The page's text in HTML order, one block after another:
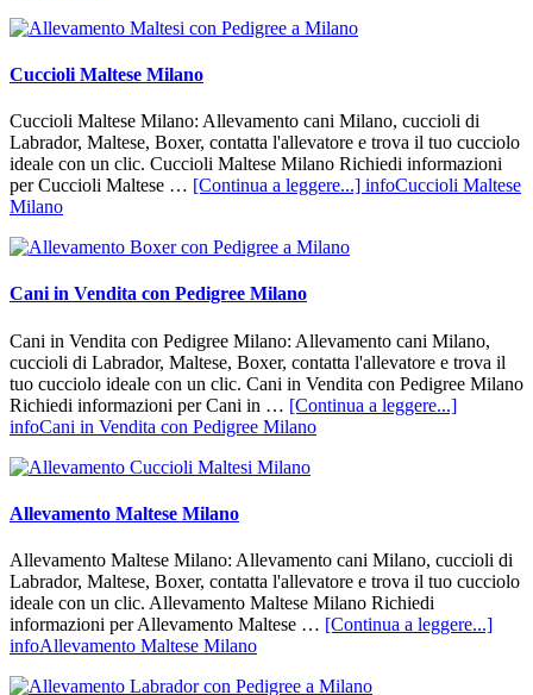
Cuccioli Maltese Milano
Cuccioli Maltese Milano: Allevamento cani Milano, cuccioli di
Labrador, Maltese, Boxer, contatta l'allevatore e trova il tuo cucciolo
ideale con un clic. Cuccioli Maltese Milano Richiedi informazioni
per Cuccioli Maltese … [Continua a leggere...] infoCuccioli Maltese
Milano
Cani in Vendita con Pedigree Milano
Cani in Vendita con Pedigree Milano: Allevamento cani Milano,
cuccioli di Labrador, Maltese, Boxer, contatta l'allevatore e trova il
tuo cucciolo ideale con un clic. Cani in Vendita con Pedigree Milano
Richiedi informazioni per Cani in … [Continua a leggere...]
infoCani in Vendita con Pedigree Milano
Allevamento Maltese Milano
Allevamento Maltese Milano: Allevamento cani Milano, cuccioli di
Labrador, Maltese, Boxer, contatta l'allevatore e trova il tuo cucciolo
ideale con un clic. Allevamento Maltese Milano Richiedi
informazioni per Allevamento Maltese … [Continua a leggere...]
infoAllevamento Maltese Milano